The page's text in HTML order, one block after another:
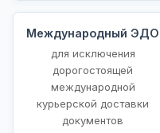
Международный ЭДО
для исключения
дорогостоящей
международной
курьерской доставки
документов